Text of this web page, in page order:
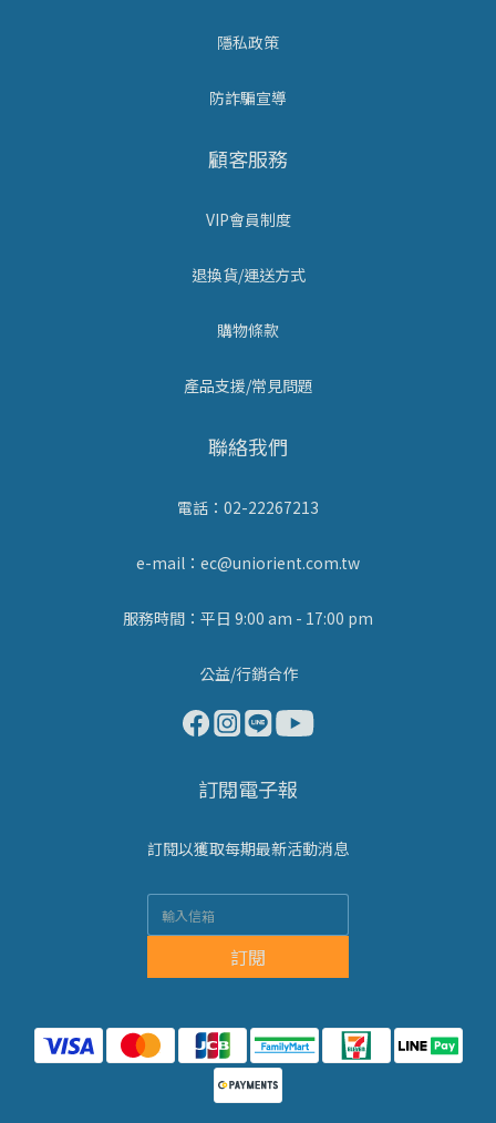
隱私政策
防詐騙宣導
顧客服務
VIP會員制度
退換貨/運送方式
購物條款
產品支援/常見問題
聯絡我們
電話：02-22267213
e-mail：ec@uniorient.com.tw
服務時間：平日 9:00 am - 17:00 pm
公益/行銷合作
訂閱電子報
訂閱以獲取每期最新活動消息
訂閱